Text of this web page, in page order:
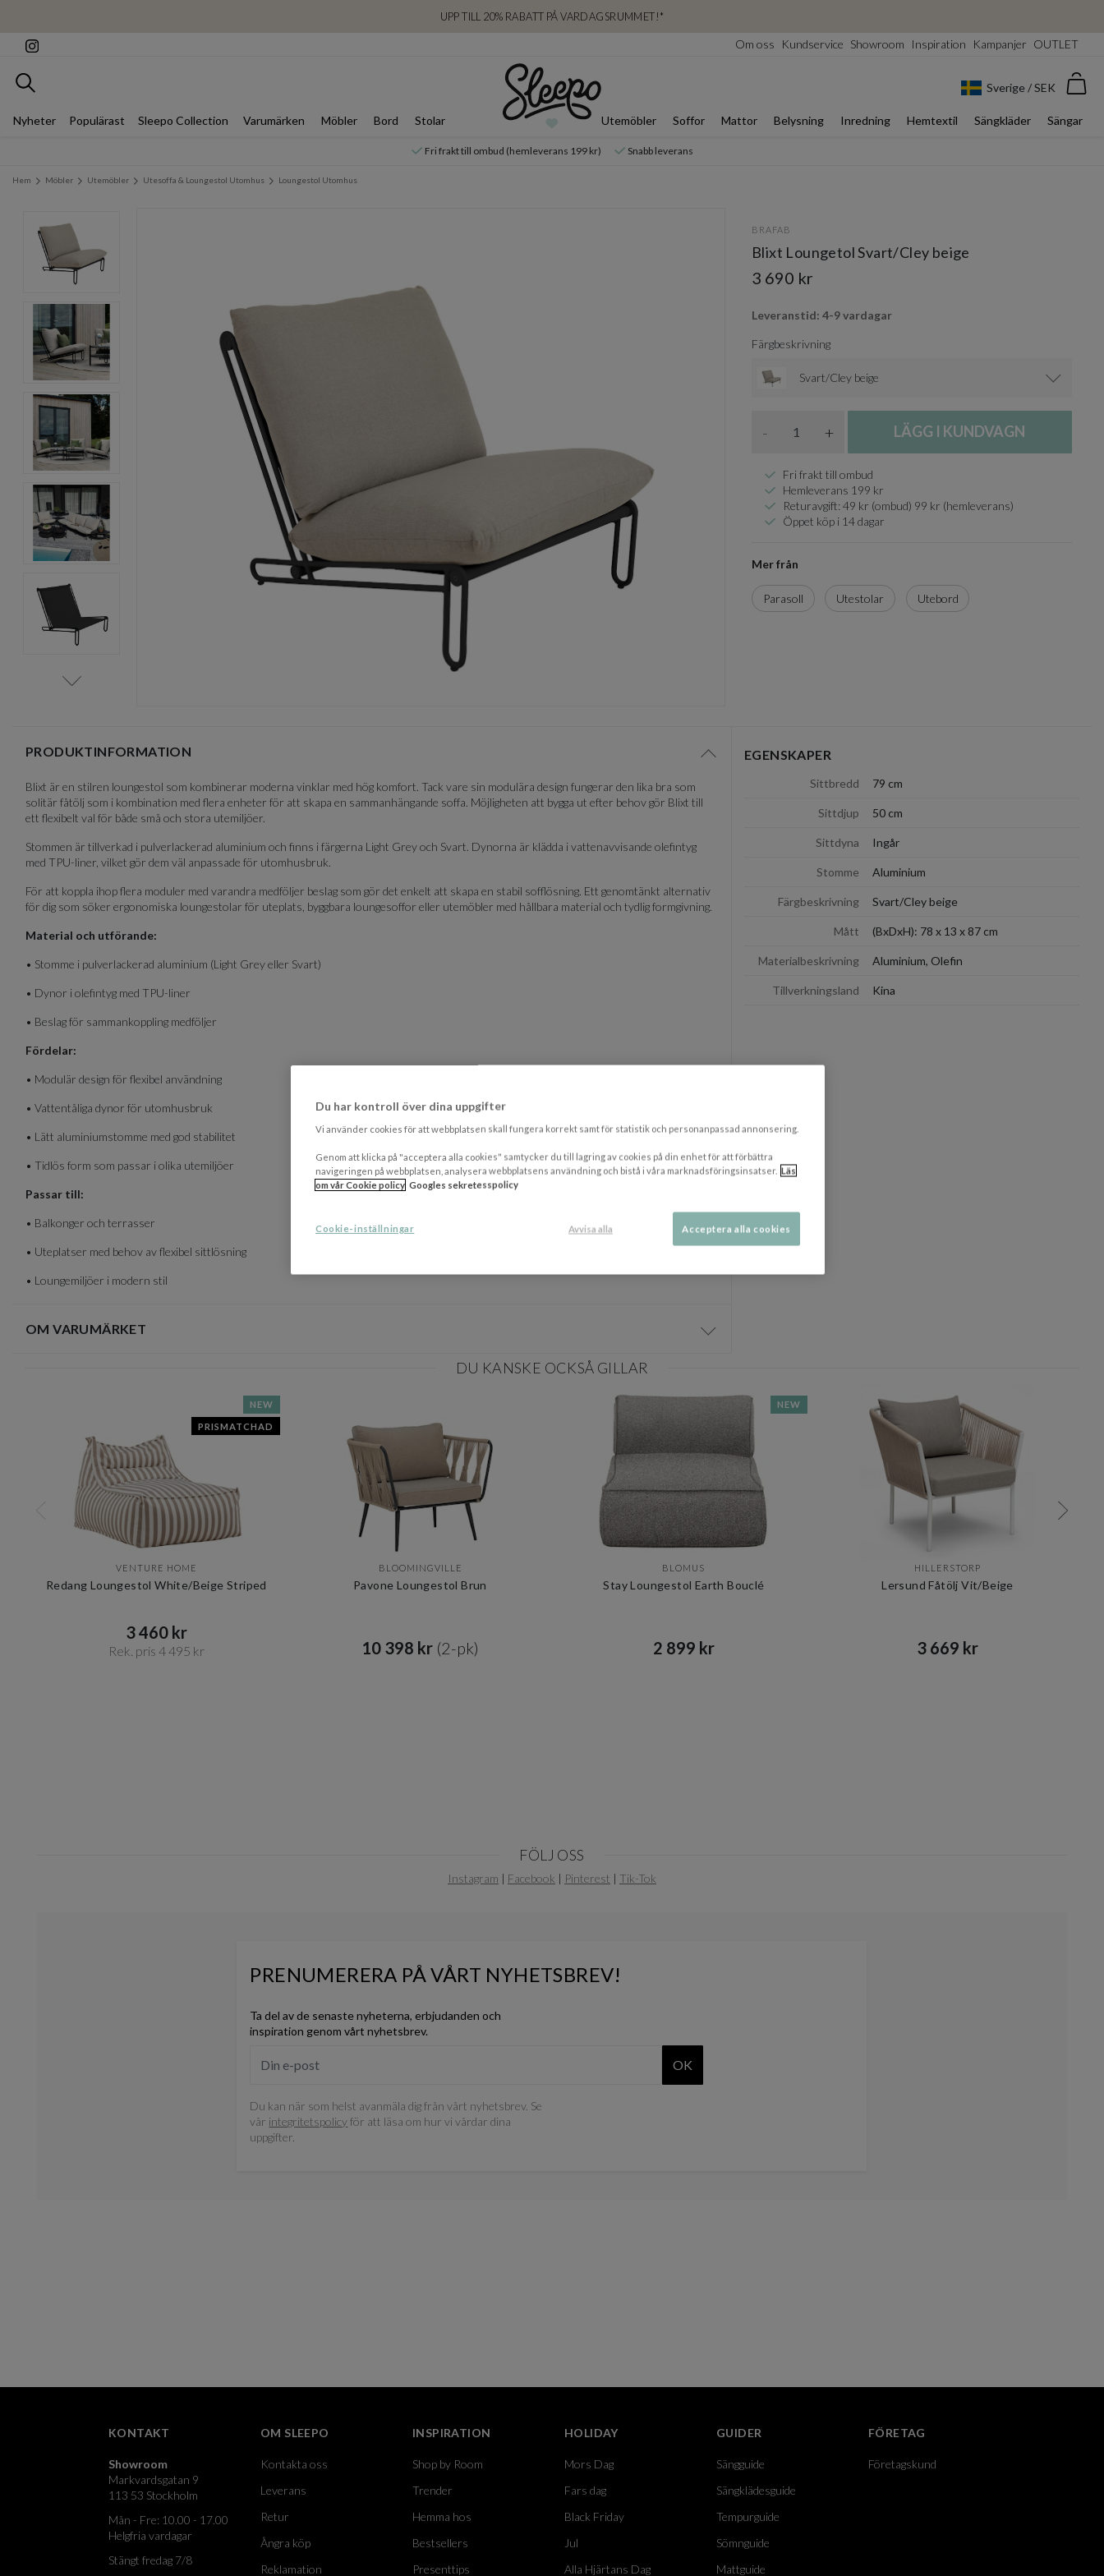
UPP TILL 20% RABATT PÅ VARDAGSRUMMET!*
Om oss Kundservice Showroom Inspiration Kampanjer OUTLET
Sök Sverige / SEK
Nyheter Populärast Sleepo Collection Varumärken Möbler Bord Stolar Utemöbler Soffor Mattor Belysning Inredning Hemtextil Sängkläder Sängar
Fri frakt till ombud (hemleverans 199 kr) Snabb leverans
Hem Möbler Utemöbler Utesoffa & Loungestol Utomhus Loungestol Utomhus
Item
6
BRAFAB
Blixt Loungetol Svart/Cley beige
3 690 kr
Leveranstid: 4-9 vardagar
Färgbeskrivning
Svart/Cley beige
- + LÄGG I KUNDVAGN
Fri frakt till ombud
Hemleverans 199 kr
Returavgift: 49 kr (ombud) 99 kr (hemleverans)
Öppet köp i 14 dagar
Mer från
Parasoll Utestolar Utebord
PRODUKTINFORMATION
Visa/dölj
Blixt är en stilren loungestol som kombinerar moderna vinklar med hög komfort. Tack vare sin modulära design fungerar den lika bra som
solitär fåtölj som i kombination med flera enheter för att skapa en sammanhängande soffa. Möjligheten att bygga ut efter behov gör Blixt till
ett flexibelt val för både små och stora utemiljöer.
Stommen är tillverkad i pulverlackerad aluminium och finns i färgerna Light Grey och Svart. Dynorna är klädda i vattenavvisande olefintyg
med TPU-liner, vilket gör dem väl anpassade för utomhusbruk.
För att koppla ihop flera moduler med varandra medföljer beslag som gör det enkelt att skapa en stabil sofflösning. Ett genomtänkt alternativ
för dig som söker ergonomiska loungestolar för uteplats, byggbara loungesoffor eller utemöbler med hållbara material och tydlig formgivning.
Material och utförande:
• Stomme i pulverlackerad aluminium (Light Grey eller Svart)
• Dynor i olefintyg med TPU-liner
• Beslag för sammankoppling medföljer
Fördelar:
• Modulär design för flexibel användning
• Vattentåliga dynor för utomhusbruk
• Lätt aluminiumstomme med god stabilitet
• Tidlös form som passar i olika utemiljöer
Passar till:
• Balkonger och terrasser
• Uteplatser med behov av flexibel sittlösning
• Loungemiljöer i modern stil
OM VARUMÄRKET Visa/dölj
EGENSKAPER
Sittbredd 79 cm
Sittdjup 50 cm
Sittdyna Ingår
Stomme Aluminium
Färgbeskrivning Svart/Cley beige
Mått (BxDxH): 78 x 13 x 87 cm
Materialbeskrivning Aluminium, Olefin
Tillverkningsland Kina
DU KANSKE OCKSÅ GILLAR
NEW
PRISMATCHAD
VENTURE HOME
Redang Loungestol White/Beige Striped
3 460 kr​​
Rek. pris 4 495 kr​​
BLOOMINGVILLE
Pavone Loungestol Brun
10 398 kr​​ (2-pk)
NEW
BLOMUS
Stay Loungestol Earth Bouclé
2 899 kr​​
HILLERSTORP
Lersund Fåtölj Vit/Beige
3 669 kr​​
FÖLJ OSS
Instagram | Facebook | Pinterest | Tik-Tok
PRENUMERERA PÅ VÅRT NYHETSBREV!
Ta del av de senaste nyheterna, erbjudanden och
inspiration genom vårt nyhetsbrev.
OK
Du kan när som helst avanmäla dig från vårt nyhetsbrev. Se
vår integritetspolicyför att läsa om hur vi vårdar dina
uppgifter.
KONTAKT
Showroom
Markvardsgatan 9
113 53 Stockholm
Mån - Fre: 10.00 - 17.00
Helgfria vardagar
Stängt fredag 7/8
OM SLEEPO
Kontakta oss
Leverans
Retur
Ångra köp
Reklamation
INSPIRATION
Shop by Room
Trender
Hemma hos
Bestsellers
Presenttips
HOLIDAY
Mors Dag
Fars dag
Black Friday
Jul
Alla Hjärtans Dag
GUIDER
Sängguide
Sängklädesguide
Tempurguide
Sömnguide
Mattguide
FÖRETAG
Företagskund
Du har kontroll över dina uppgifter
Vi använder cookies för att webbplatsen skall fungera korrekt samt för statistik och personanpassad annonsering.
Genom att klicka på "acceptera alla cookies" samtycker du till lagring av cookies på din enhet för att förbättra
navigeringen på webbplatsen, analysera webbplatsens användning och bistå i våra marknadsföringsinsatser. Läs
om vår Cookie policy Googles sekretesspolicy
Cookie-inställningar Avvisa alla Acceptera alla cookies